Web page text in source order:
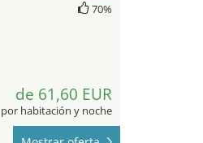
70%
de 61,60 EUR
por habitación y noche